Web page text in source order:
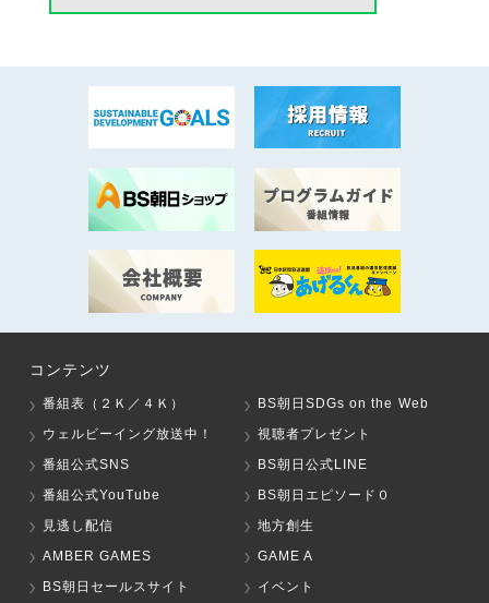
コンテンツ
番組表（２Ｋ／４Ｋ）
BS朝日SDGs on the Web
ウェルビーイング放送中！
視聴者プレゼント
番組公式SNS
BS朝日公式LINE
番組公式YouTube
BS朝日エピソード０
見逃し配信
地方創生
AMBER GAMES
GAME A
BS朝日セールスサイト
イベント